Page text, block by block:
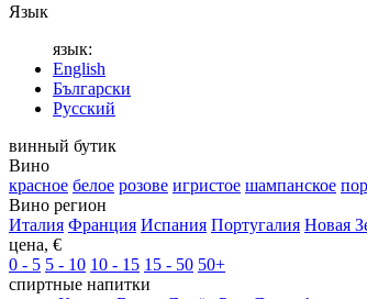
Язык
язык:
English
Български
Русский
винный бутик
Вино
красное белое розове игристое шампанское
Вино регион
Италия Франция Испания Португалия Новая
цена, €
0 - 5 5 - 10 10 - 15 15 - 50 50+
спиртные напитки